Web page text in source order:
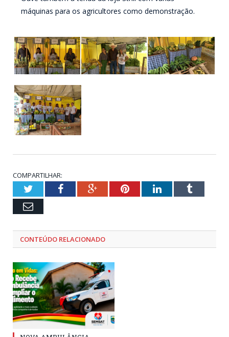
máquinas para os agricultores como demonstração.
COMPARTILHAR:
TwitterFacebookGoogle+PinterestLinkedInTumblr
Email
CONTEÚDO RELACIONADO